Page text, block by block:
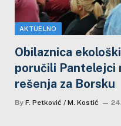
AKTUELNO
Obilaznica
poručili Pantelejci
rešenja za Borsku
By F. Petković / M. Kostić